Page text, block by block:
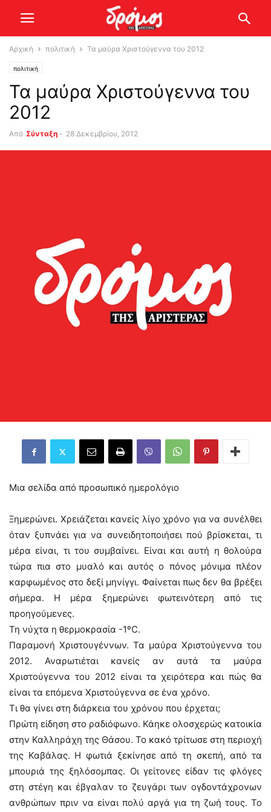
Αρχική πολιτική Τα μαύρα Χριστούγεννα του 2012
πολιτική
Τα μαύρα Χριστούγεννα του
2012
Από Σύνταξη - 28 Δεκεμβρίου, 2012
Μια σελίδα από προσωπικό ημερολόγιο
Ξημερώνει. Χρειάζεται κανείς λίγο χρόνο για να συνέλθει
όταν ξυπνάει για να συνειδητοποιήσει πού βρίσκεται, τι
μέρα είναι, τι του συμβαίνει. Είναι και αυτή η θολούρα
τώρα πια στο μυαλό και αυτός ο πόνος μόνιμα πλέον
καρφωμένος στο δεξί μηνίγγι. Φαίνεται πως δεν θα βρέξει
σήμερα. Η μέρα ξημερώνει φωτεινότερη από τις
προηγούμενες.
Τη νύχτα η θερμοκρασία -1ºC.
Παραμονή Χριστουγέννων. Τα μαύρα Χριστούγεννα του
2012. Αναρωτιέται κανείς αν αυτά τα μαύρα
Χριστούγεννα του 2012 είναι τα χειρότερα και πώς θα
είναι τα επόμενα Χριστούγεννα σε ένα χρόνο.
Τι θα γίνει στη διάρκεια του χρόνου που έρχεται;
Πρώτη είδηση στο ραδιόφωνο. Κάηκε ολοσχερώς κατοικία
στην Καλληράχη της Θάσου. Το κακό τρίτωσε στη περιοχή
της Καβάλας. Η φωτιά ξεκίνησε από τη σκεπή, από τα
μπουριά της ξηλόσομπας. Οι γείτονες είδαν τις φλόγες
στη στέγη και έβγαλαν το ζευγάρι των ογδοντάχρονων
ανθρώπων πριν να είναι πολύ αργά για τη ζωή τους. Το